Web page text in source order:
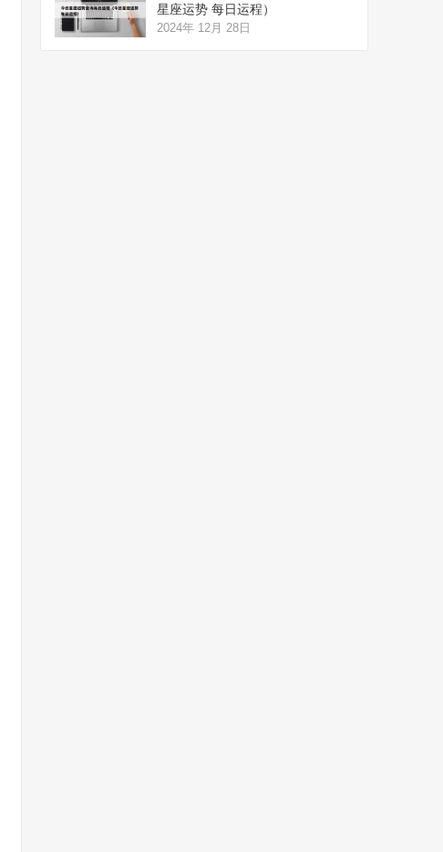
星座运势 每日运程）
2024年 12月 28日